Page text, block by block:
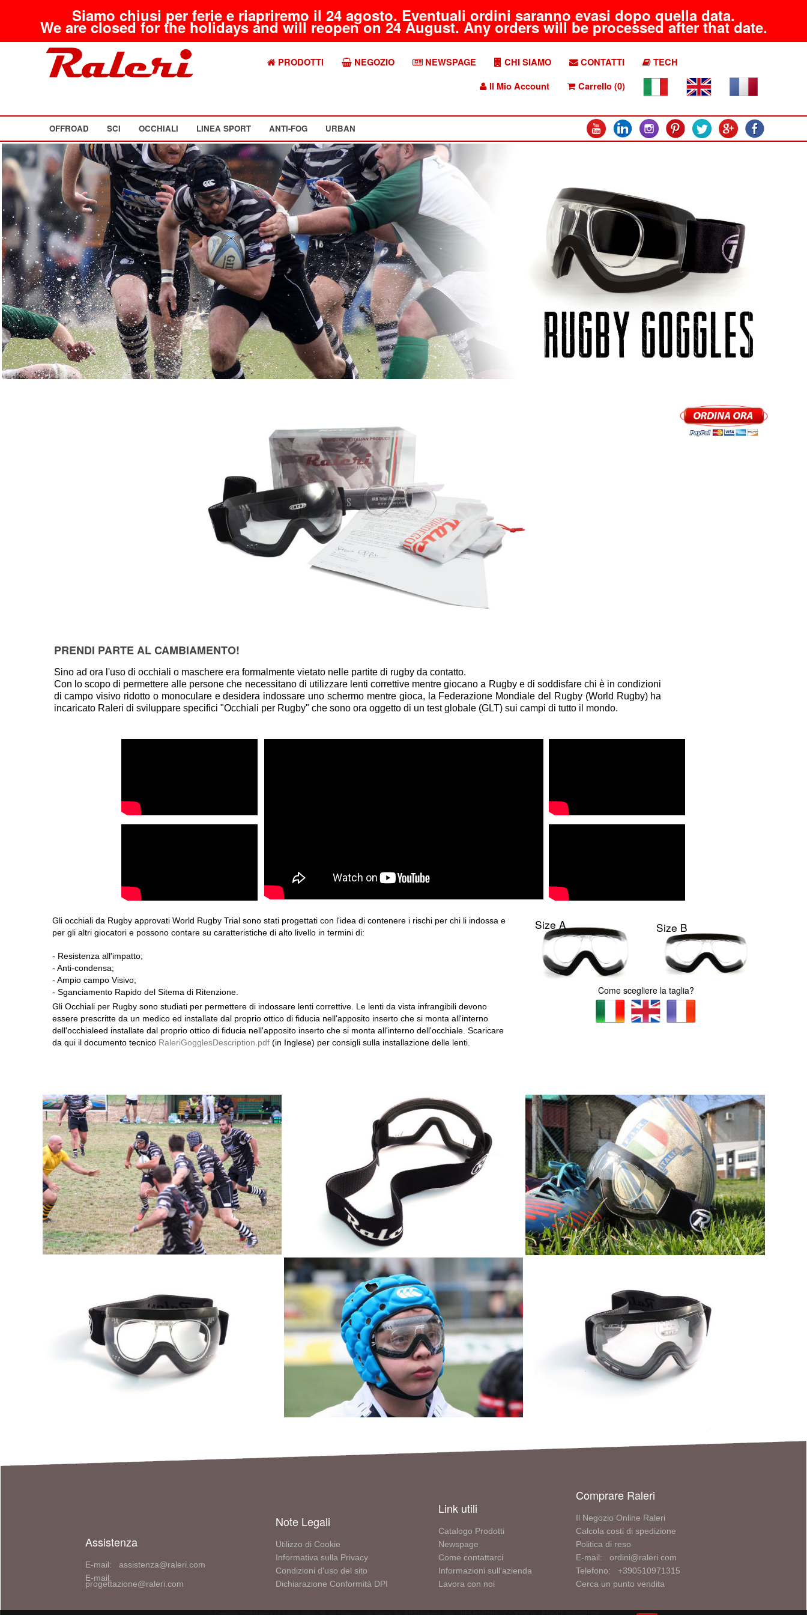
Siamo chiusi per ferie e riapriremo il 24 agosto. Eventuali ordini saranno evasi dopo quella data.
We are closed for the holidays and will reopen on 24 August. Any orders will be processed after that date.
PRODOTTI NEGOZIO NEWSPAGE CHI SIAMO CONTATTI
TECH
Il Mio Account
Carrello (0)
OFFROAD SCI OCCHIALI LINEA SPORT ANTI-FOG URBAN
PRENDI PARTE AL CAMBIAMENTO!
Sino ad ora l'uso di occhiali o maschere era formalmente vietato nelle partite di rugby da contatto.
Con lo scopo di permettere alle persone che necessitano di utilizzare lenti correttive mentre giocano a Rugby e di soddisfare chi è in condizioni
di campo visivo ridotto o monoculare e desidera indossare uno schermo mentre gioca, la Federazione Mondiale del Rugby (World Rugby) ha
incaricato Raleri di sviluppare specifici "Occhiali per Rugby" che sono ora oggetto di un test globale (GLT) sui campi di tutto il mondo.
Gli occhiali da Rugby approvati World Rugby Trial sono stati progettati con l'idea di contenere i rischi per chi li indossa e
per gli altri giocatori e possono contare su caratteristiche di alto livello in termini di:
- Resistenza all'impatto;
- Anti-condensa;
- Ampio campo Visivo;
- Sganciamento Rapido del Sitema di Ritenzione.
Gli Occhiali per Rugby sono studiati per permettere di indossare lenti correttive. Le lenti da vista infrangibili devono
essere prescritte da un medico ed installate dal proprio ottico di fiducia nell'apposito inserto che si monta all'interno
dell'occhialeed installate dal proprio ottico di fiducia nell'apposito inserto che si monta all'interno dell'occhiale. Scaricare
da qui il documento tecnico RaleriGogglesDescription.pdf(in Inglese) per consigli sulla installazione delle lenti.
Size A Size B
Come scegliere la taglia?
Assistenza
E-mail: assistenza@raleri.com
E-mail:
progettazione@raleri.com
Note Legali
Utilizzo di Cookie
Informativa sulla Privacy
Condizioni d'uso del sito
Dichiarazione Conformità DPI
Link utili
Catalogo Prodotti
Newspage
Come contattarci
Informazioni sull'azienda
Lavora con noi
Comprare Raleri
Il Negozio Online Raleri
Calcola costi di spedizione
Politica di reso
E-mail: ordini@raleri.com
Telefono: +390510971315
Cerca un punto vendita